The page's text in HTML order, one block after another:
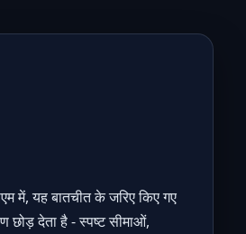
में, यह बातचीत के जरिए किए गए
छोड़ देता है - स्पष्ट सीमाओं,